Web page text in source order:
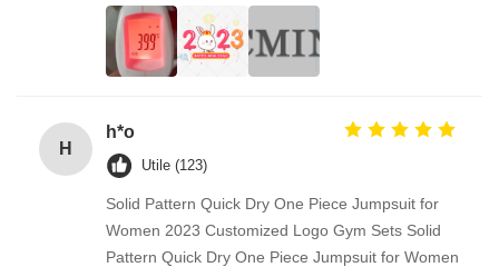
H
h*o
Utile (123)
Solid Pattern Quick Dry One Piece Jumpsuit for
Women 2023 Customized Logo Gym Sets Solid
Pattern Quick Dry One Piece Jumpsuit for Women